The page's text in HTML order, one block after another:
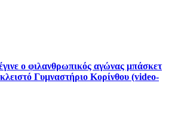
ο φιλανθρωπικός αγώνας μπάσκετ
Γυμναστήριο Κορίνθου (video-